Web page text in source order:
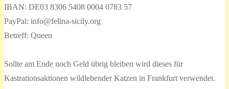
IBAN: DE03 8306 5408 0004 0783 57
PayPal: info@felina-sicily.org
Betreff: Queen
Sollte am Ende noch Geld übrig bleiben wird dieses für
Kastrationsaktionen wildlebender Katzen in Frankfurt verwendet.